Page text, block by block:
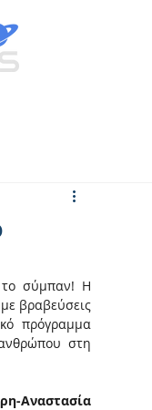
CARES
το σύμπαν! Η
βραβεύσεις
πρόγραμμα
στη
Αναστασία